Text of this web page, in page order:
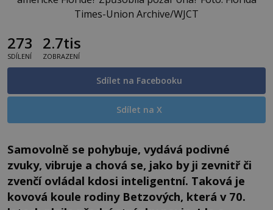
Times-Union Archive/WJCT
273
SDÍLENÍ
2.7tis
ZOBRAZENÍ
Sdílet na Facebooku
Sdílet na X
Samovolně se pohybuje, vydává podivné
zvuky, vibruje a chová se, jako by ji zevnitř či
zvenčí ovládal kdosi inteligentní. Taková je
kovová koule rodiny Betzových, která v 70.